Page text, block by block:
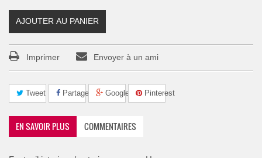
AJOUTER AU PANIER
Imprimer Envoyer à un ami
Tweet Partager Google+ Pinterest
EN SAVOIR PLUS COMMENTAIRES